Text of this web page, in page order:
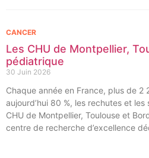
Les CHU de Montpellier,
pédiatrique
30 Juin 2026
CANCER
Chaque année en France, plus de
aujourd’hui 80 %, les rechutes et
CHU de Montpellier, Toulouse et
centre de recherche d’excellence